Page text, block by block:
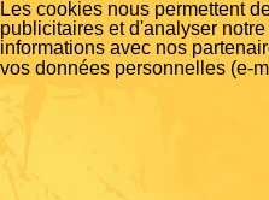
Les cookies nous permettent
publicitaires et d'analyser
informations avec nos
vos données personnelles (e-